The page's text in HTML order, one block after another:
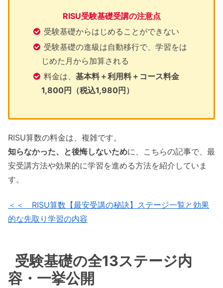
RISU受験基礎受講の注意点
受験基礎からはじめることができない
受験基礎の進級は自動移行で、学習をは
じめた月から加算される
料金は、 基本料＋利用料＋コース料金
1,800円（税込1,980円）
RISU算数の料金は、複雑です。
知らなかった、と後悔しないために、こちらの記事で、最
安受講方法や効果的に学習を進める方法を紹介していま
す。
＜＜ RISU算数【最安受講の秘訣】ステージ一覧と効果
的な先取り学習の内容
受験基礎の全13ステージ内
容・一挙公開